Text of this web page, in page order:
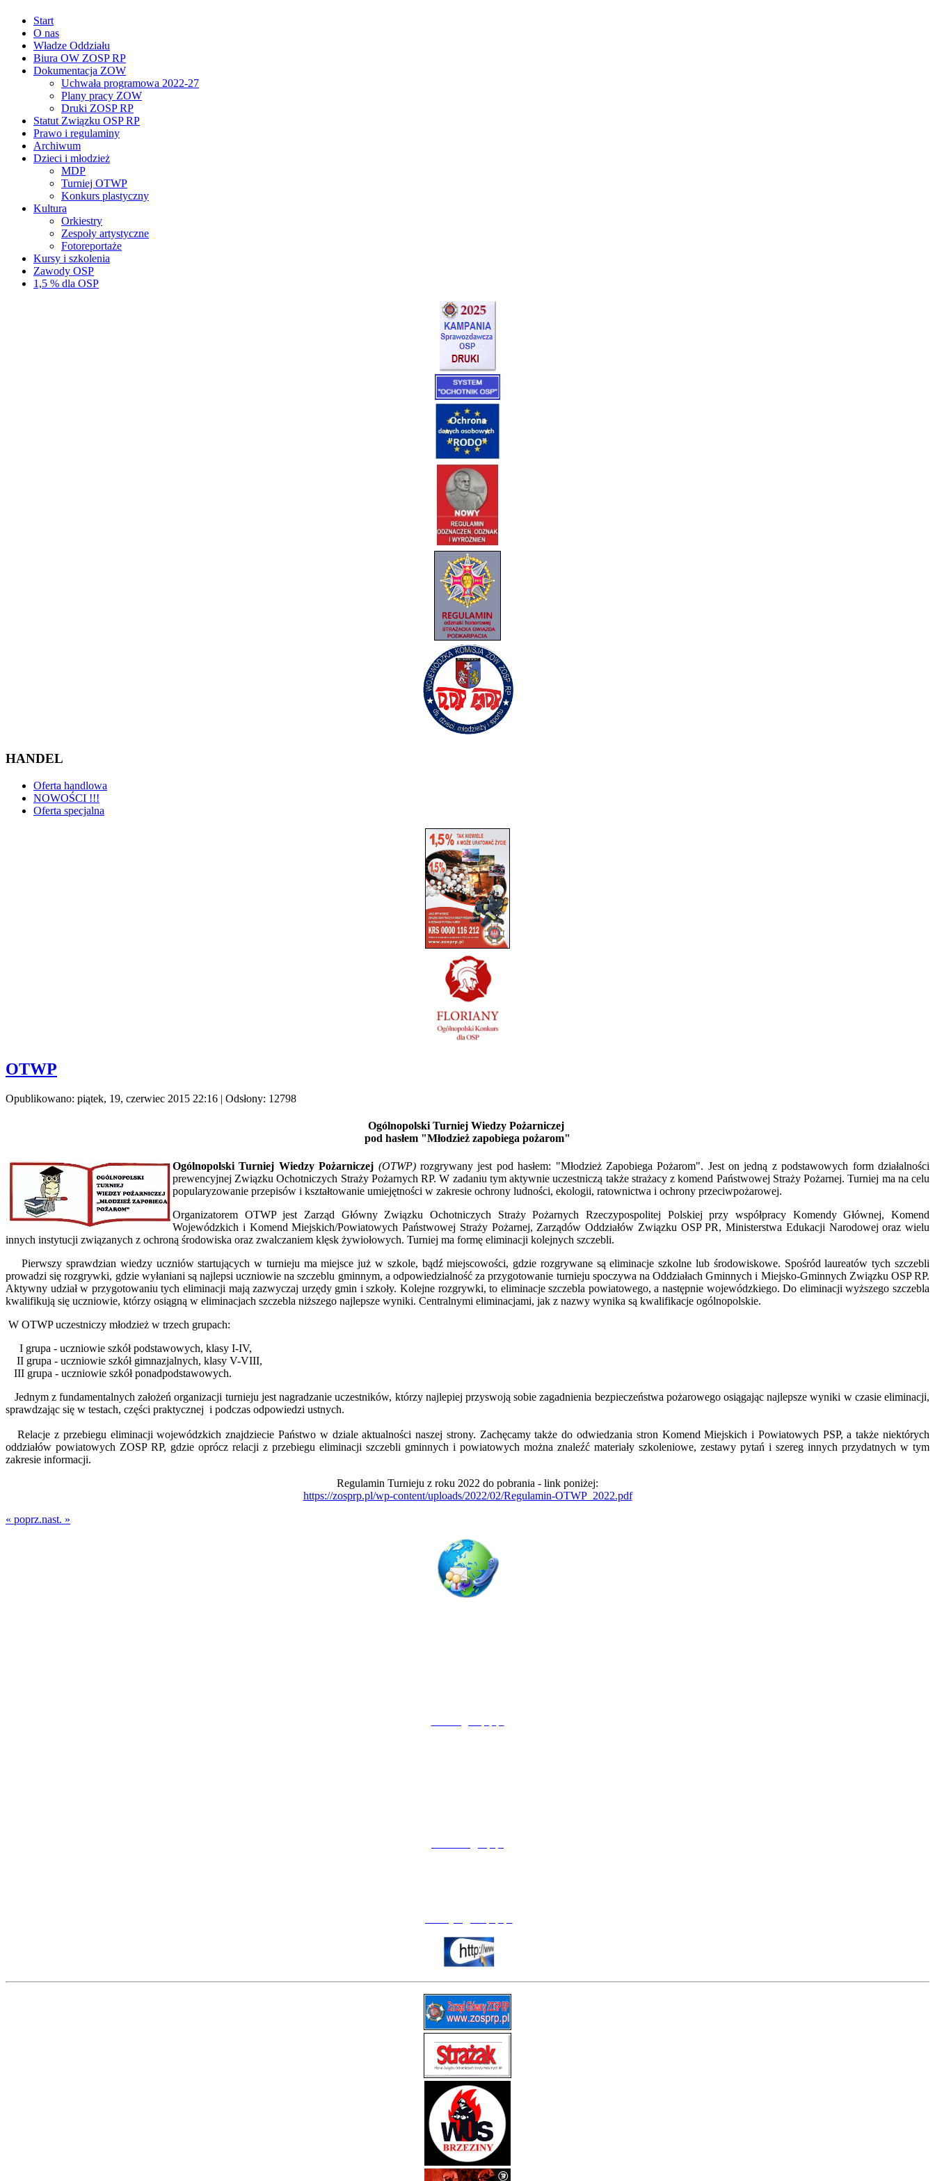
Start
O nas
Władze Oddziału
Biura OW ZOSP RP
Dokumentacja ZOW
Uchwała programowa 2022-27
Plany pracy ZOW
Druki ZOSP RP
Statut Związku OSP RP
Prawo i regulaminy
Archiwum
Dzieci i młodzież
MDP
Turniej OTWP
Konkurs plastyczny
Kultura
Orkiestry
Zespoły artystyczne
Fotoreportaże
Kursy i szkolenia
Zawody OSP
1,5 % dla OSP
HANDEL
Oferta handlowa
NOWOŚCI !!!
Oferta specjalna
OTWP
Opublikowano: piątek, 19, czerwiec 2015 22:16 | Odsłony: 12798
Ogólnopolski Turniej Wiedzy Pożarniczej
pod hasłem "Młodzież zapobiega pożarom"
Ogólnopolski Turniej Wiedzy Pożarniczej (OTWP)rozgrywany jest pod hasłem: "Młodzież Zapobiega Pożarom". Jest on jedną z podstawowych form działalności
prewencyjnej Związku Ochotniczych Straży Pożarnych RP. W zadaniu tym aktywnie uczestniczą także strażacy z komend Państwowej Straży Pożarnej. Turniej ma na celu
popularyzowanie przepisów i kształtowanie umiejętności w zakresie ochrony ludności, ekologii, ratownictwa i ochrony przeciwpożarowej.
Organizatorem OTWP jest Zarząd Główny Związku Ochotniczych Straży Pożarnych Rzeczypospolitej Polskiej przy współpracy Komendy Głównej, Komend
Wojewódzkich i Komend Miejskich/Powiatowych Państwowej Straży Pożarnej, Zarządów Oddziałów Związku OSP PR, Ministerstwa Edukacji Narodowej oraz wielu
innych instytucji związanych z ochroną środowiska oraz zwalczaniem klęsk żywiołowych. Turniej ma formę eliminacji kolejnych szczebli.
Pierwszy sprawdzian wiedzy uczniów startujących w turnieju ma miejsce już w szkole, bądź miejscowości, gdzie rozgrywane są eliminacje szkolne lub środowiskowe. Spośród laureatów tych szczebli
prowadzi się rozgrywki, gdzie wyłaniani są najlepsi uczniowie na szczeblu gminnym, a odpowiedzialność za przygotowanie turnieju spoczywa na Oddziałach Gminnych i Miejsko-Gminnych Związku OSP RP.
Aktywny udział w przygotowaniu tych eliminacji mają zazwyczaj urzędy gmin i szkoły. Kolejne rozgrywki, to eliminacje szczebla powiatowego, a następnie wojewódzkiego. Do eliminacji wyższego szczebla
kwalifikują się uczniowie, którzy osiągną w eliminacjach szczebla niższego najlepsze wyniki. Centralnymi eliminacjami, jak z nazwy wynika są kwalifikacje ogólnopolskie.
W OTWP uczestniczy młodzież w trzech grupach:
I grupa - uczniowie szkół podstawowych, klasy I-IV,
II grupa - uczniowie szkół gimnazjalnych, klasy V-VIII,
III grupa - uczniowie szkół ponadpodstawowych.
Jednym z fundamentalnych założeń organizacji turnieju jest nagradzanie uczestników, którzy najlepiej przyswoją sobie zagadnienia bezpieczeństwa pożarowego osiągając najlepsze wyniki w czasie eliminacji,
sprawdzając się w testach, części praktycznej i podczas odpowiedzi ustnych.
Relacje z przebiegu eliminacji wojewódzkich znajdziecie Państwo w dziale aktualności naszej strony. Zachęcamy także do odwiedzania stron Komend Miejskich i Powiatowych PSP, a także niektórych
oddziałów powiatowych ZOSP RP, gdzie oprócz relacji z przebiegu eliminacji szczebli gminnych i powiatowych można znaleźć materiały szkoleniowe, zestawy pytań i szereg innych przydatnych w tym
zakresie informacji.
Regulamin Turnieju z roku 2022 do pobrania - link poniżej:
https://zosprp.pl/wp-content/uploads/2022/02/Regulamin-OTWP_2022.pdf
« poprz.nast. »